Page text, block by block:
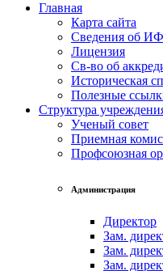
Главная
Карта сайта
Сведения об
Лицензия
Св-во об
Историческая
Полезные
Структура
Ученый совет
Приемная
Профсоюзная
Администрация
Директор
Зам.
Зам.
Зам.